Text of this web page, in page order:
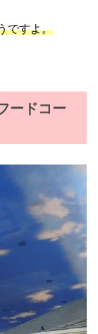
ですよ。
ードコー